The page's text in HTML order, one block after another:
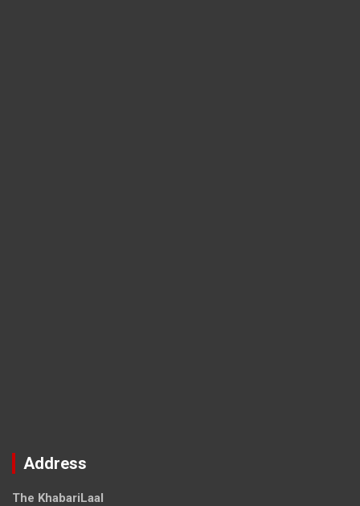
Address
The KhabariLaal